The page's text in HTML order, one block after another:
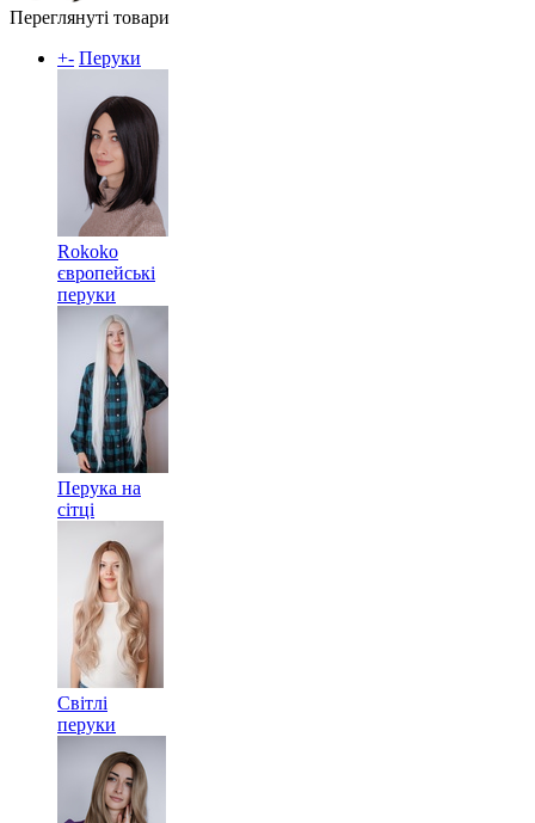
Переглянуті товари
+- Перуки
Rokoko
європейські
перуки
Перука на
сітці
Світлі
перуки